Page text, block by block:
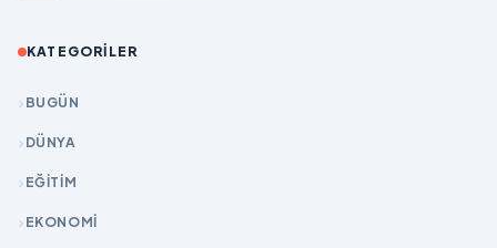
KATEGORILER
BUGÜN
DÜNYA
EĞİTİM
EKONOMİ